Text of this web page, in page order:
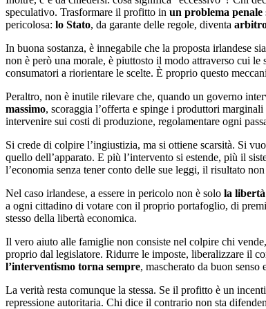
speculativo. Trasformare il profitto in un problema penale
pericolosa: lo Stato, da garante delle regole, diventa
In buona sostanza, è innegabile che la proposta irlandese
non è però una morale, è piuttosto il modo attraverso cui
consumatori a riorientare le scelte. È proprio questo
Peraltro, non è inutile rilevare che, quando un governo
massimo, scoraggia l’offerta e spinge i produttori
intervenire sui costi di produzione, regolamentare ogni
Si crede di colpire l’ingiustizia, ma si ottiene scarsità. Si
quello dell’apparato. E più l’intervento si estende, più il
l’economia senza tener conto delle sue leggi, il risultato
Nel caso irlandese, a essere in pericolo non è solo la libertà
a ogni cittadino di votare con il proprio portafoglio, di
stesso della libertà economica.
Il vero aiuto alle famiglie non consiste nel colpire chi
proprio dal legislatore. Ridurre le imposte, liberalizzare il
l’interventismo torna sempre, mascherato da buon senso
La verità resta comunque la stessa. Se il profitto è un
repressione autoritaria. Chi dice il contrario non sta